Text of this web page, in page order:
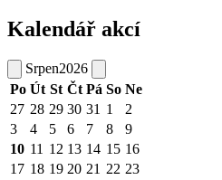
Kalendář akcí
Srpen2026
Po Út St Čt Pá So Ne
27 28 29 30 31 1
2
3
4 5 6 7 8
9
10 11 12 13 14 15 16
17 18 19 20 21 22 23